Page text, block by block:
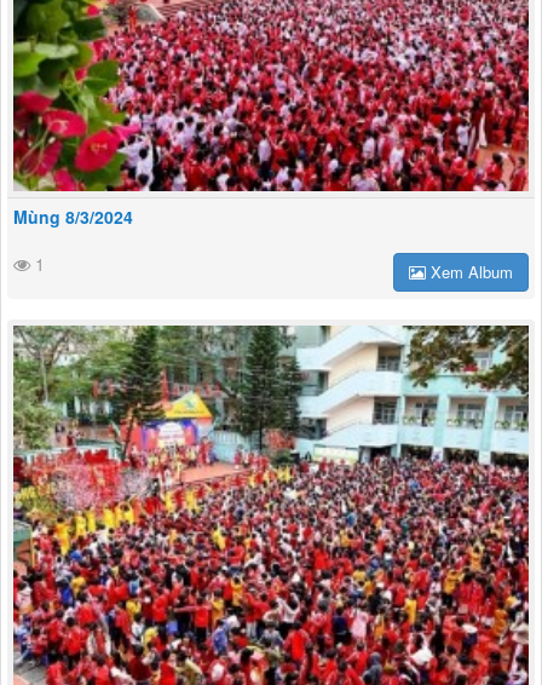
Mùng 8/3/2024
1
Xem Album